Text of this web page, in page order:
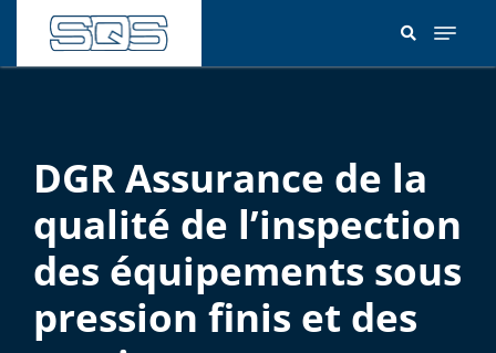
contenu
DGR Assurance de la
qualité de l’inspection
des équipements sous
pression finis et des